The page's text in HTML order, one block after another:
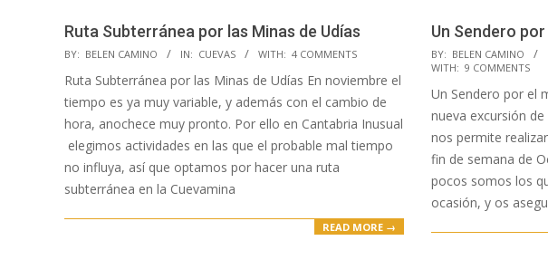
Ruta Subterránea por las Minas de Udías
2017-
12-
21
BY: BELEN CAMINO IN: CUEVAS WITH: 4 COMMENTS
Ruta Subterránea por las Minas de Udías En noviembre el
tiempo es ya muy variable, y además con el cambio de
hora, anochece muy pronto. Por ello en Cantabria Inusual
elegimos actividades en las que el probable mal tiempo
no influya, así que optamos por hacer una ruta
subterránea en la Cuevamina
READ MORE →
Un Sendero
2017-
10-
03
BY: BELEN CAMINO
WITH: 9 COMMENTS
Un Sendero por el
nueva excursión
nos permite
fin de semana de
pocos somos los
ocasión, y os